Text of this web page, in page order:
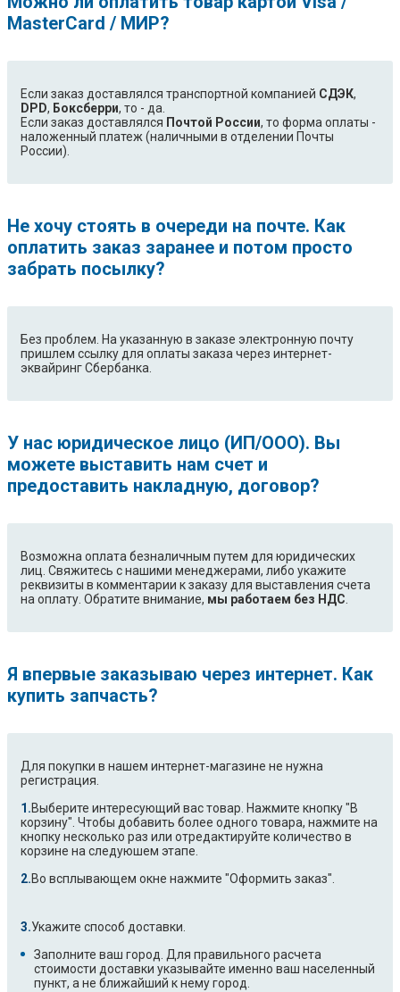
MasterCard / МИР?
Если заказ доставлялся транспортной компанией СДЭК,
DPD, Боксберри, то - да.
Если заказ доставлялся Почтой России, то форма оплаты -
наложенный платеж (наличными в отделении Почты
России).
Не хочу стоять в очереди на почте. Как
оплатить заказ заранее и потом просто
забрать посылку?
Без проблем. На указанную в заказе электронную почту
пришлем ссылку для оплаты заказа через интернет-
эквайринг Сбербанка.
У нас юридическое лицо (ИП/ООО). Вы
можете выставить нам счет и
предоставить накладную, договор?
Возможна оплата безналичным путем для юридических
лиц. Свяжитесь с нашими менеджерами, либо укажите
реквизиты в комментарии к заказу для выставления счета
на оплату. Обратите внимание, мы работаем без НДС
Я впервые заказываю через интернет. Как
купить запчасть?
Для покупки в нашем интернет-магазине не нужна
регистрация.
Выберите интересующий вас товар. Нажмите кнопку "В
корзину". Чтобы добавить более одного товара, нажмите на
кнопку несколько раз или отредактируйте количество в
корзине на следуюшем этапе.
Во всплывающем окне нажмите "Оформить заказ".
Укажите способ доставки.
Заполните ваш город. Для правильного расчета
стоимости доставки указывайте именно ваш населенный
пункт, а не ближайший к нему город.